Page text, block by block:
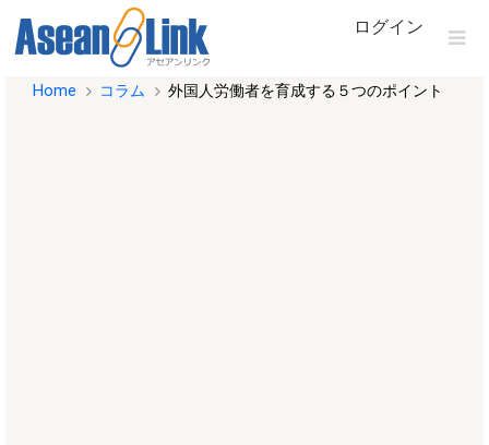
ログイン
Home コラム 外国人労働者を育成する５つのポイント